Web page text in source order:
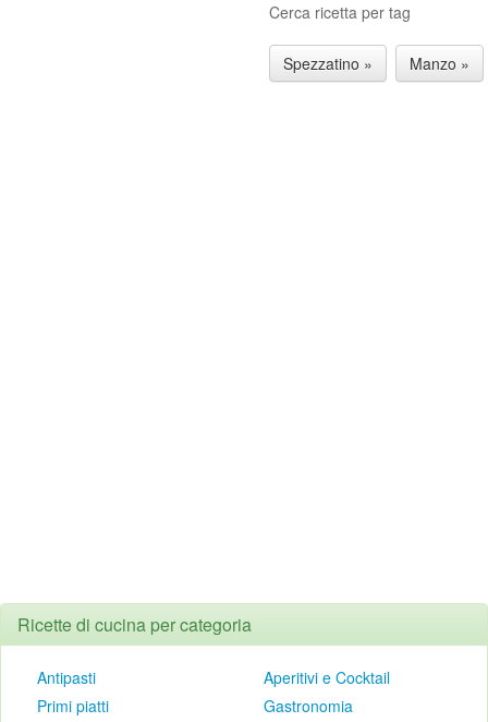
Cerca ricetta per tag
Spezzatino » Manzo »
Ricette di cucina per categoria
Antipasti
Primi piatti
Aperitivi e Cocktail
Gastronomia